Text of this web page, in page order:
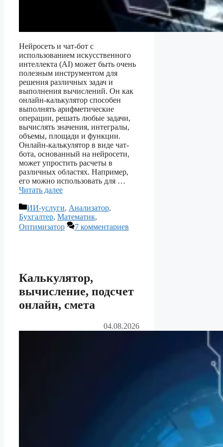
Нейросеть и чат-бот с
использованием искусственного
интеллекта (AI) может быть очень
полезным инструментом для
решения различных задач и
выполнения вычислений. Он как
онлайн-калькулятор способен
выполнять арифметические
операции, решать любые задачи,
вычислять значения, интегралы,
объемы, площади и функции.
Онлайн-калькулятор в виде чат-
бота, основанный на нейросети,
может упростить расчеты в
различных областях. Например,
его можно использовать для …
Читать далее
Рубрики
ИИ-услуги, Анализатор,
Бухгалтер, Математик,
Оптимизатор
7 комментариев
Калькулятор,
вычисление, подсчет
онлайн, смета
04.08.2026